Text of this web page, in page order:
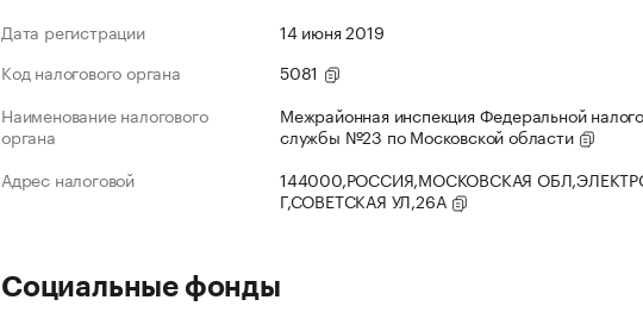
Дата регистрации
14 июня 2019
Код налогового органа
5081
Наименование налогового
органа
Межрайонная инспекция Федеральной
службы №23 по Московской области
Адрес налоговой
144000,РОССИЯ,МОСКОВСКАЯ
Г,СОВЕТСКАЯ УЛ,26А
Социальные фонды